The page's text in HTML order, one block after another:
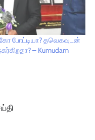
போட்டியா? தவெகவுடன்
– Kumudam